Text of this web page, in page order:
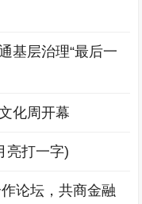
基层治理“最后一
化周开幕
亮打一字)
论坛，共商金融